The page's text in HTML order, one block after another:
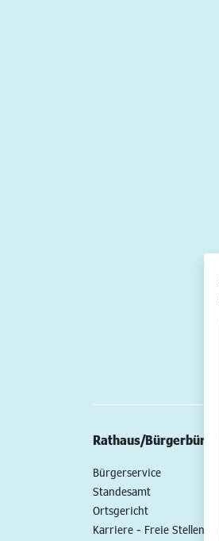
Rathaus/Bürgerbüro
Bürgerservice
Standesamt
Ortsgericht
Karriere - Freie Stellen